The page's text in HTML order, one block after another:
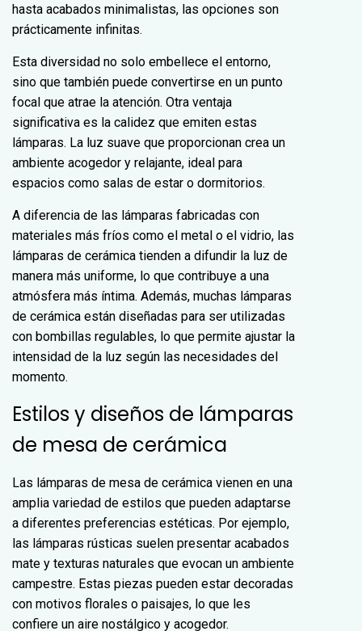
hasta acabados minimalistas, las opciones son
prácticamente infinitas.
Esta diversidad no solo embellece el entorno,
sino que también puede convertirse en un punto
focal que atrae la atención. Otra ventaja
significativa es la calidez que emiten estas
lámparas. La luz suave que proporcionan crea un
ambiente acogedor y relajante, ideal para
espacios como salas de estar o dormitorios.
A diferencia de las lámparas fabricadas con
materiales más fríos como el metal o el vidrio, las
lámparas de cerámica tienden a difundir la luz de
manera más uniforme, lo que contribuye a una
atmósfera más íntima. Además, muchas lámparas
de cerámica están diseñadas para ser utilizadas
con bombillas regulables, lo que permite ajustar la
intensidad de la luz según las necesidades del
momento.
Estilos y diseños de lámparas
de mesa de cerámica
Las lámparas de mesa de cerámica vienen en una
amplia variedad de estilos que pueden adaptarse
a diferentes preferencias estéticas. Por ejemplo,
las lámparas rústicas suelen presentar acabados
mate y texturas naturales que evocan un ambiente
campestre. Estas piezas pueden estar decoradas
con motivos florales o paisajes, lo que les
confiere un aire nostálgico y acogedor.